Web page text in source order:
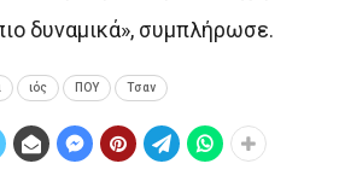
δυναμικά», συμπλήρωσε.
ιός ΠΟΥ Τσαν